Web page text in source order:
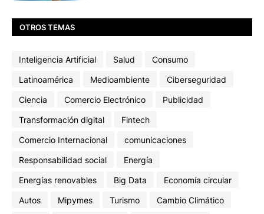
OTROS TEMAS
Inteligencia Artificial Salud
Consumo
Latinoamérica
Medioambiente
Ciberseguridad
Ciencia
Comercio Electrónico
Publicidad
Transformación digital
Fintech
Comercio Internacional
comunicaciones
Responsabilidad social
Energía
Energías renovables
Big Data
Economía circular
Autos
Mipymes Turismo
Cambio Climático